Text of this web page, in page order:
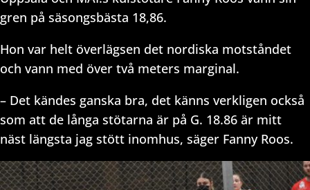
gren på säsongsbästa 18,86.
Hon var helt överlägsen det nordiska motståndet
och vann med över två meters marginal.
– Det kändes ganska bra, det känns verkligen också
som att de långa stötarna är på G. 18.86 är mitt
näst längsta jag stött inomhus, säger Fanny Roos.